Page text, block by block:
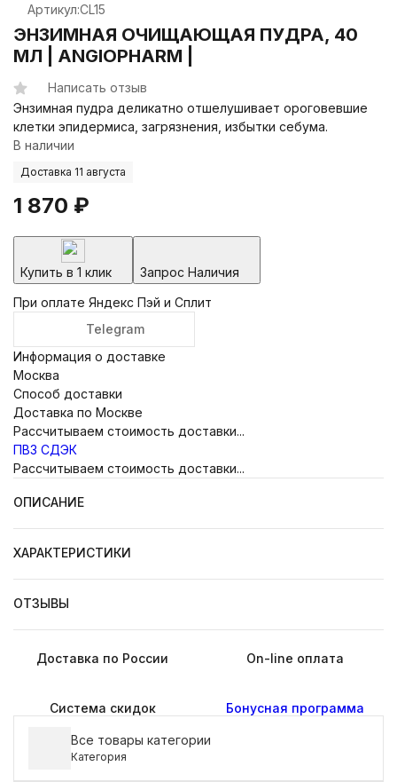
Артикул:CL15
ЭНЗИМНАЯ ОЧИЩАЮЩАЯ ПУДРА, 40
МЛ | ANGIOPHARM |
Написать отзыв
Энзимная пудра деликатно отшелушивает ороговевшие
клетки эпидермиса, загрязнения, избытки себума.
В наличии
Доставка 11 августа
1 870 ₽
Купить в 1 клик
Запрос Наличия
При оплате Яндекс Пэй и Сплит
Telegram
Информация о доставке
Москва
Способ доставки
Доставка по Москве
Рассчитываем стоимость доставки...
ПВЗ СДЭК
Рассчитываем стоимость доставки...
ОПИСАНИЕ
ХАРАКТЕРИСТИКИ
ОТЗЫВЫ
Доставка по России On-line оплата
Система скидок Бонусная программа
Все товары категории
Категория